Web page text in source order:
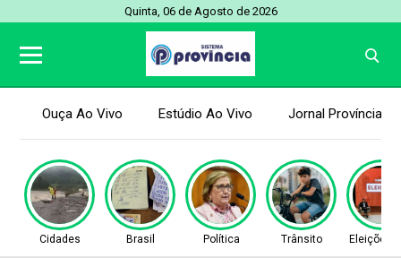
Quinta, 06 de Agosto de 2026
Ouça Ao Vivo Estúdio Ao Vivo Jornal Província
Cidades Brasil Política Trânsito Eleições